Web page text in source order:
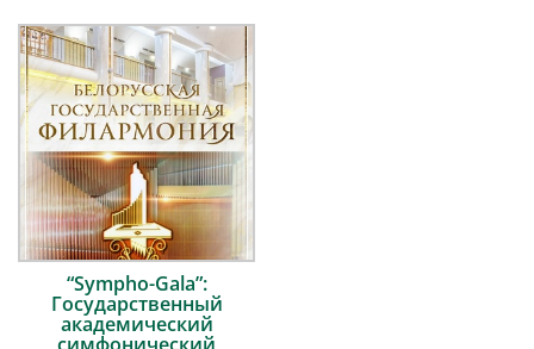
“Sympho-Gala”:
Государственный
академический